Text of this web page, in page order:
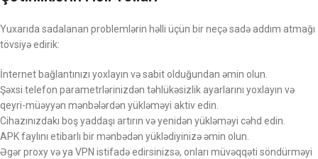
Yuxarıda sadalanan problemlərin həlli üçün bir neçə sadə addım atmağı
tövsiyə edirik:
İnternet bağlantınızı yoxlayın və sabit olduğundan əmin olun.
Şəxsi telefon parametrlərinizdən təhlükəsizlik ayarlarını yoxlayın və
qeyri-müəyyən mənbələrdən yükləməyi aktiv edin.
Cihazınızdakı boş yaddaşı artırın və yenidən yükləməyi cəhd edin.
APK faylını etibarlı bir mənbədən yüklədiyinizə əmin olun.
Əgər proxy və ya VPN istifadə edirsinizsə, onları müvəqqəti söndürməyi